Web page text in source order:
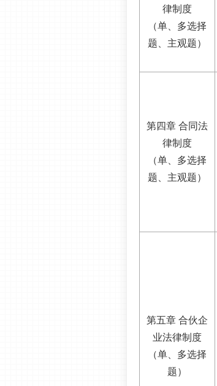
律制度
（单、多选择
题、主观题）
第四章 合同法
律制度
（单、多选择
题、主观题）
第五章 合伙企
业法律制度
（单、多选择
题）